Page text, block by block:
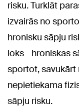
risku. Turklāt
izvairās no
hronisku sāpju
loks - hroniskas
sportot, savukārt
nepietiekama
sāpju risku.